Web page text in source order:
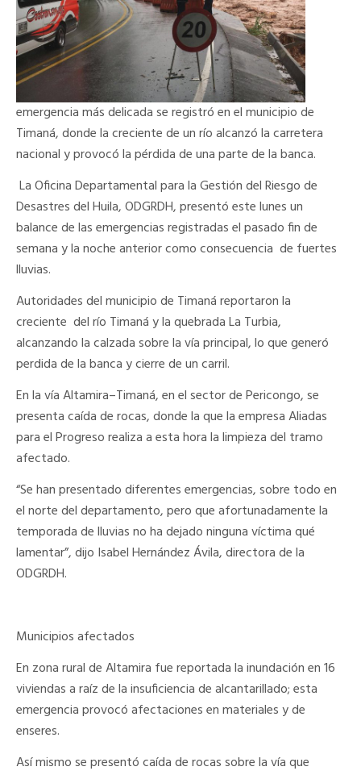
emergencia más delicada se registró en el municipio de
Timaná, donde la creciente de un río alcanzó la carretera
nacional y provocó la pérdida de una parte de la banca.
La Oficina Departamental para la Gestión del Riesgo de
Desastres del Huila, ODGRDH, presentó este lunes un
balance de las emergencias registradas el pasado fin de
semana y la noche anterior como consecuencia de fuertes
lluvias.
Autoridades del municipio de Timaná reportaron la
creciente del río Timaná y la quebrada La Turbia,
alcanzando la calzada sobre la vía principal, lo que generó
perdida de la banca y cierre de un carril.
En la vía Altamira–Timaná, en el sector de Pericongo, se
presenta caída de rocas, donde la que la empresa Aliadas
para el Progreso realiza a esta hora la limpieza del tramo
afectado.
“Se han presentado diferentes emergencias, sobre todo en
el norte del departamento, pero que afortunadamente la
temporada de lluvias no ha dejado ninguna víctima qué
lamentar”, dijo Isabel Hernández Ávila, directora de la
ODGRDH.
Municipios afectados
En zona rural de Altamira fue reportada la inundación en 16
viviendas a raíz de la insuficiencia de alcantarillado; esta
emergencia provocó afectaciones en materiales y de
enseres.
Así mismo se presentó caída de rocas sobre la vía que